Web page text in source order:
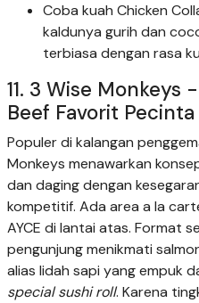
Coba kuah Chicken
kaldunya gurih dan
terbiasa dengan rasa
11. 3 Wise Monkeys
Beef Favorit
Populer di kalangan
Monkeys menawarkan
dan daging dengan
kompetitif. Ada area a la
AYCE di lantai atas. Format
pengunjung menikmati
alias lidah sapi yang empuk
special sushi roll. Karena